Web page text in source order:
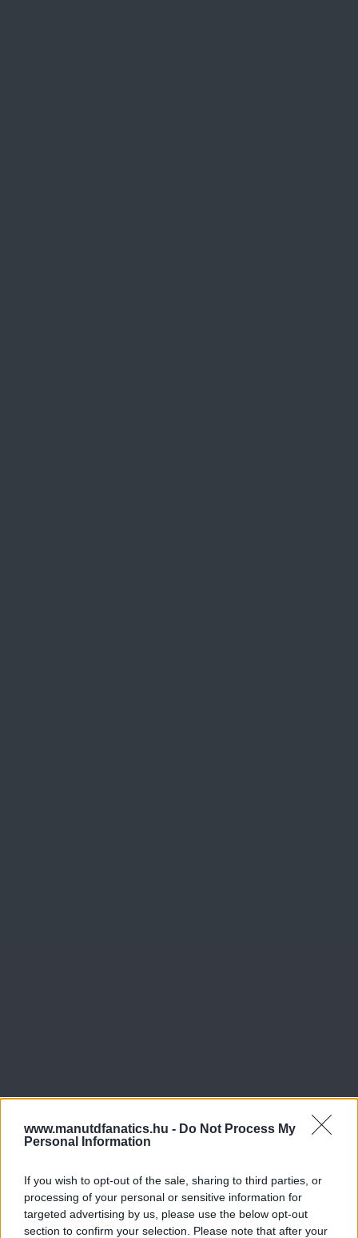
www.manutdfanatics.hu - Do Not Process My
Personal Information
If you wish to opt-out of the sale, sharing to third parties, or
processing of your personal or sensitive information for
targeted advertising by us, please use the below opt-out
section to confirm your selection. Please note that after your